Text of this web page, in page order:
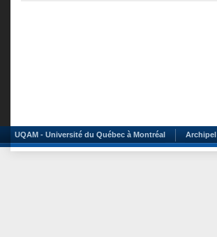
UQAM - Université du Québec à Montréal Archipel